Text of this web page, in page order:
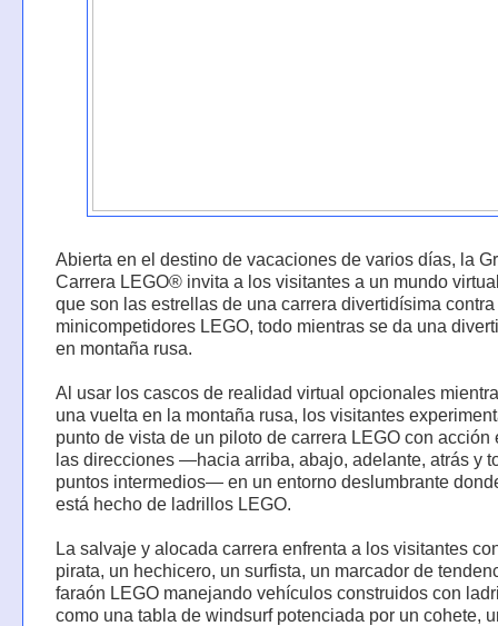
Abierta en el destino de vacaciones de varios días, la
Carrera LEGO® invita a los visitantes a un mundo
que son las estrellas de una carrera divertidísima
minicompetidores LEGO, todo mientras se da una
en montaña rusa.
Al usar los cascos de realidad virtual opcionales
una vuelta en la montaña rusa, los visitantes
punto de vista de un piloto de carrera LEGO con acción
las direcciones —hacia arriba, abajo, adelante, atrás y
puntos intermedios— en un entorno deslumbrante
está hecho de ladrillos LEGO.
La salvaje y alocada carrera enfrenta a los visitantes
pirata, un hechicero, un surfista, un marcador de
faraón LEGO manejando vehículos construidos con
como una tabla de windsurf potenciada por un cohete,